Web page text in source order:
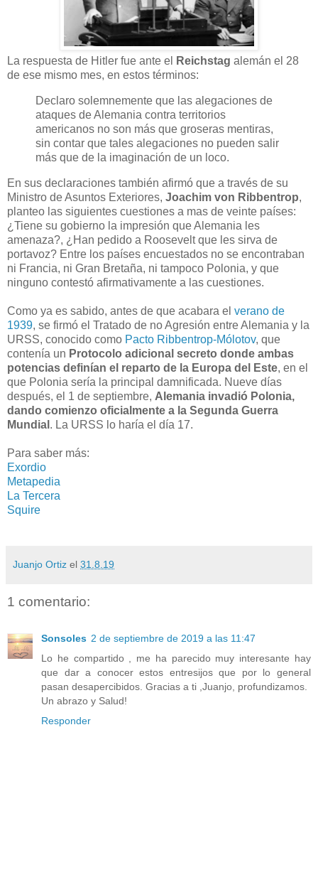
La respuesta de Hitler fue ante el Reichstag alemán el 28
de ese mismo mes, en estos términos:
Declaro solemnemente que las alegaciones de
ataques de Alemania contra territorios
americanos no son más que groseras mentiras,
sin contar que tales alegaciones no pueden salir
más que de la imaginación de un loco.
En sus declaraciones también afirmó que a través de su
Ministro de Asuntos Exteriores, Joachim von Ribbentrop,
planteo las siguientes cuestiones a mas de veinte países:
¿Tiene su gobierno la impresión que Alemania les
amenaza?, ¿Han pedido a Roosevelt que les sirva de
portavoz? Entre los países encuestados no se encontraban
ni Francia, ni Gran Bretaña, ni tampoco Polonia, y que
ninguno contestó afirmativamente a las cuestiones.
Como ya es sabido, antes de que acabara el verano de
1939, se firmó el Tratado de no Agresión entre Alemania y la
URSS, conocido como Pacto Ribbentrop-Mólotov, que
contenía un Protocolo adicional secreto donde ambas
potencias definían el reparto de la Europa del Este, en el
que Polonia sería la principal damnificada. Nueve días
después, el 1 de septiembre, Alemania invadió Polonia,
dando comienzo oficialmente a la Segunda Guerra
Mundial . La URSS lo haría el día 17.
Para saber más:
Exordio
Metapedia
La Tercera
Squire
Juanjo Ortiz el 31.8.19
1 comentario:
Sonsoles 2 de septiembre de 2019 a las 11:47
Lo he compartido , me ha parecido muy interesante hay
que dar a conocer estos entresijos que por lo general
pasan desapercibidos. Gracias a ti ,Juanjo, profundizamos.
Un abrazo y Salud!
Responder